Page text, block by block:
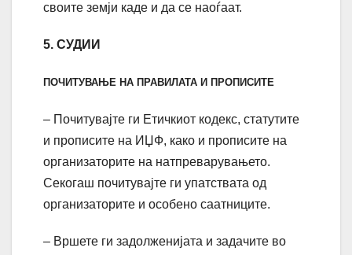
своите земји каде и да се наоѓаат.
5. СУДИИ
ПОЧИТУВАЊЕ НА ПРАВИЛАТА И ПРОПИСИТЕ
– Почитувајте ги Етичкиот кодекс, статутите
и прописите на ИЏФ, како и прописите на
организаторите на натпреварувањето.
Секогаш почитувајте ги упатствата од
организаторите и особено саатниците.
– Вршете ги задолженијата и задачите во